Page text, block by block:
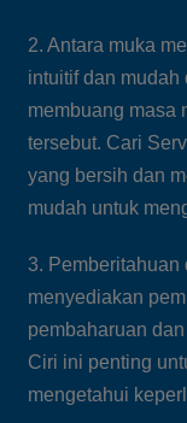
2. Antara muka
intuitif dan mudah
membuang masa
tersebut. Cari
yang bersih dan
mudah untuk
3. Pemberitahuan
menyediakan
pembaharuan
Ciri ini penting
mengetahui